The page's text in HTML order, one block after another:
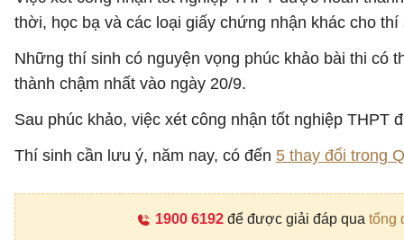
thời, học bạ và các loại giấy chứng nhận khác cho thí
Những thí sinh có nguyện vọng phúc khảo bài thi có
thành chậm nhất vào ngày 20/9.
Sau phúc khảo, việc xét công nhận tốt nghiệp THPT
Thí sinh cần lưu ý, năm nay, có đến 5 thay đổi trong
1900 6192để được giải đáp qua tổng